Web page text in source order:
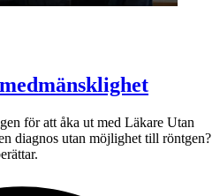
för att åka ut med Läkare Utan
diagnos utan möjlighet till röntgen?